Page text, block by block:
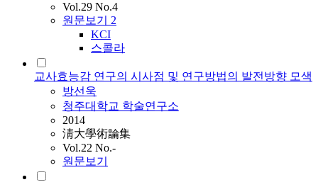
Vol.29 No.4
원문보기 2
KCI
스콜라
교사효능감 연구의 시사점 및 연구방법의 발전방향 모색
방선욱
청주대학교 학술연구소
2014
淸大學術論集
Vol.22 No.-
원문보기